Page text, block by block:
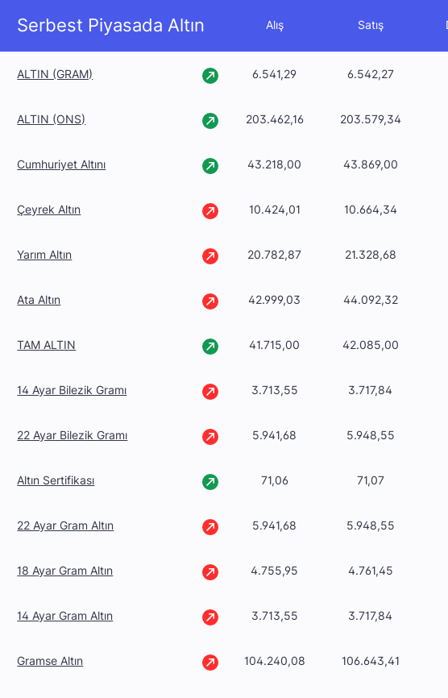
Serbest Piyasada Altın Alış Satış
ALTIN (GRAM) 6.541,29 6.542,27
ALTIN (ONS) 203.462,16 203.579,34
Cumhuriyet Altını 43.218,00 43.869,00
Çeyrek Altın 10.424,01 10.664,34
Yarım Altın 20.782,87 21.328,68
Ata Altın 42.999,03 44.092,32
TAM ALTIN 41.715,00 42.085,00
14 Ayar Bilezik Gramı 3.713,55 3.717,84
22 Ayar Bilezik Gramı 5.941,68 5.948,55
Altın Sertifikası 71,06 71,07
22 Ayar Gram Altın 5.941,68 5.948,55
18 Ayar Gram Altın 4.755,95 4.761,45
14 Ayar Gram Altın 3.713,55 3.717,84
Gramse Altın 104.240,08 106.643,41